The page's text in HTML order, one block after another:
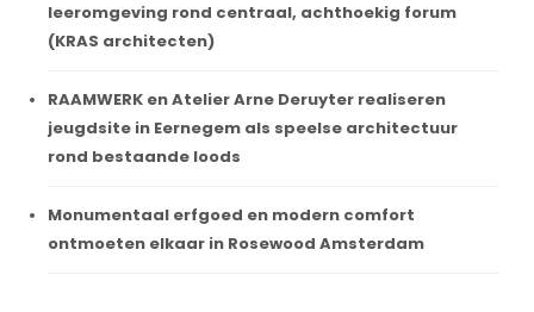
leeromgeving rond centraal, achthoekig forum
(KRAS architecten)
RAAMWERK en Atelier Arne Deruyter realiseren
jeugdsite in Eernegem als speelse architectuur
rond bestaande loods
Monumentaal erfgoed en modern comfort
ontmoeten elkaar in Rosewood Amsterdam